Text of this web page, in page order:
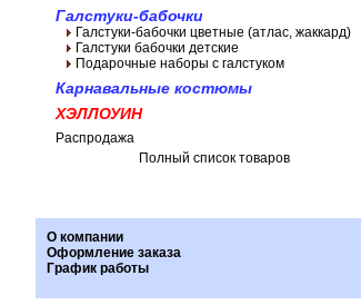
Галстуки-бабочки
Галстуки-бабочки цветные (атлас, жаккард)
Галстуки бабочки детские
Подарочные наборы с галстуком
Карнавальные костюмы
ХЭЛЛОУИН
Распродажа
Полный список товаров
О компании
Оформление заказа
График работы